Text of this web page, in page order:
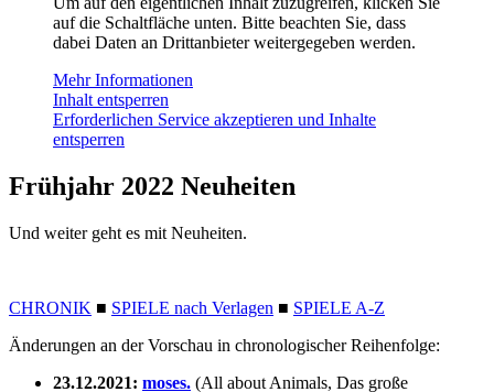
auf die Schaltfläche unten. Bitte beachten Sie, dass
dabei Daten an Drittanbieter weitergegeben werden.
Mehr Informationen
Inhalt entsperren
Erforderlichen Service akzeptieren und Inhalte
entsperren
Frühjahr 2022 Neuheiten
Und weiter geht es mit Neuheiten.
CHRONIK ■ SPIELE nach Verlagen ■ SPIELE A-Z
Änderungen an der Vorschau in chronologischer Reihenfolge:
23.12.2021: moses. (All about Animals, Das große